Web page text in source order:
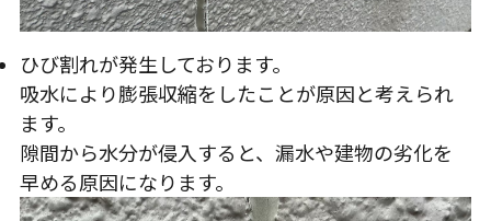
ひび割れが発生しております。
吸水により膨張収縮をしたことが原因と考えられ
ます。
隙間から水分が侵入すると、漏水や建物の劣化を
早める原因になります。